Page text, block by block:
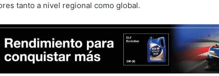
tanto a nivel regional como global.